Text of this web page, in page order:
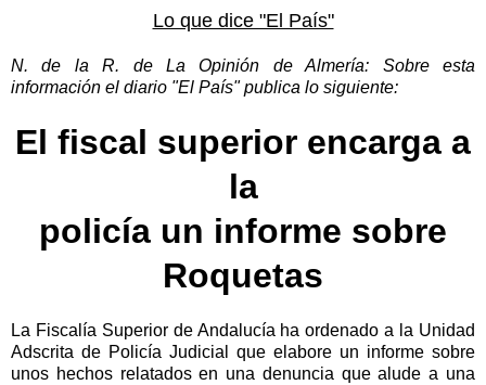
Lo que dice "El País"
N. de la R. de La Opinión de Almería: Sobre esta
información el diario "El País" publica lo siguiente:
El fiscal superior encarga a
la
policía un informe sobre
Roquetas
La Fiscalía Superior de Andalucía ha ordenado a la Unidad
Adscrita de Policía Judicial que elabore un informe sobre
unos hechos relatados en una denuncia que alude a una